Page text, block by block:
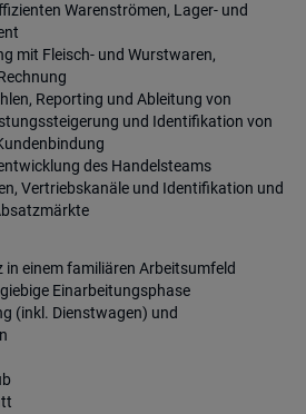
Warenströmen, Lager- und
mit Fleisch- und Wurstwaren,
Reporting und Ableitung von
und Identifikation von
des Handelsteams
Vertriebskanäle und Identifikation und
in einem familiären Arbeitsumfeld
Einarbeitungsphase
(inkl. Dienstwagen) und